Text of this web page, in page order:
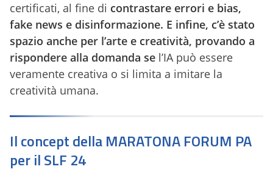
certificati, al fine di contrastare errori e bias,
fake news e disinformazione. E infine, c’è stato
spazio anche per l’arte e creatività, provando a
rispondere alla domanda se l’IA può essere
veramente creativa o si limita a imitare la
creatività umana.
Il concept della MARATONA FORUM PA
per il SLF 24